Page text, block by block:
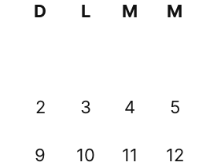
D
L M M
2 3 4 5
9 10 11 12